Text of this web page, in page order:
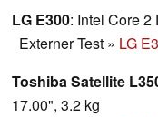
LG E300: Intel Core 2
Externer Test » LG
Toshiba Satellite
17.00", 3.2 kg